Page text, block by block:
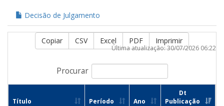
Decisão de Julgamento
Copiar CSV Excel PDF Imprimir
Procurar
Última atualização: 30/07/2026 06:22
Título Período Ano
Dt
Publicação